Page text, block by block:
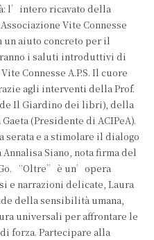
l’intero ricavato della
Vite Connesse
un aiuto concreto per il
i saluti introduttivi di
Connesse A.P.S. Il cuore
agli interventi della Prof.
Il Giardino dei libri), della
(Presidente di ACIPeA).
e a stimolare il dialogo
Siano, nota firma del
“Oltre” è un’opera
e narrazioni delicate, Laura
della sensibilità umana,
universali per affrontare le
forza. Partecipare alla